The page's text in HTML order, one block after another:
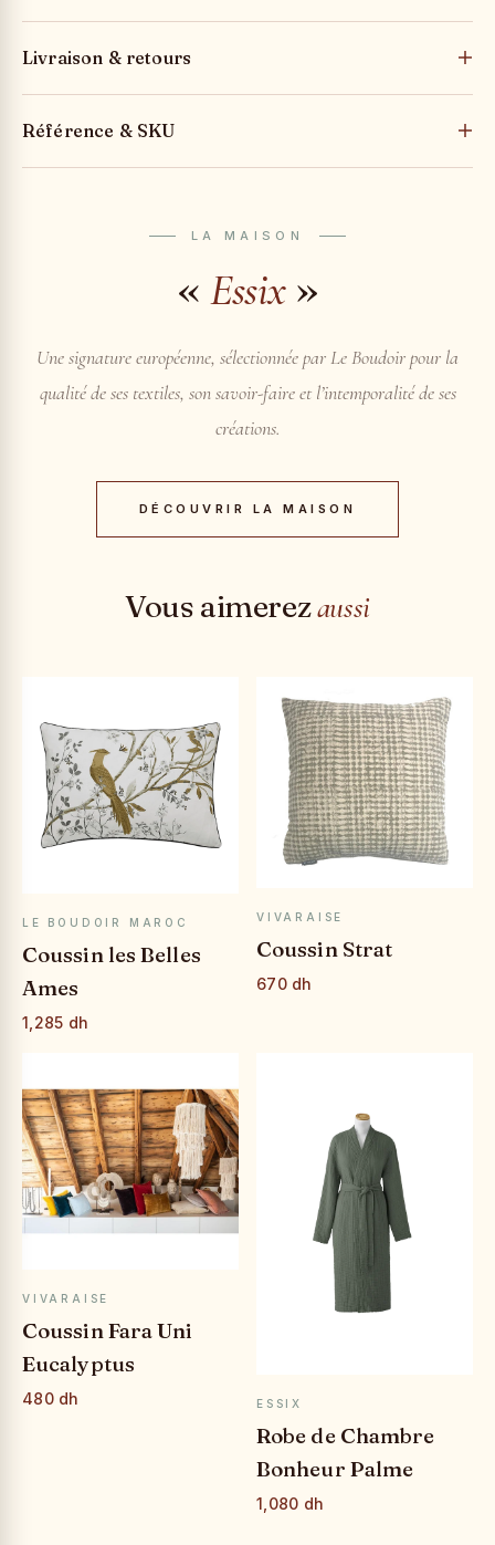
Livraison & retours
Référence & SKU
LA MAISON
« Essix»
Une signature européenne, sélectionnée par Le Boudoir pour la
qualité de ses textiles, son savoir-faire et l’intemporalité de ses
créations.
DÉCOUVRIR LA MAISON
Vous aimerezaussi
APERÇU RAPIDE
LE BOUDOIR MAROC
Coussin les Belles
Ames
1,285 dh
APERÇU RAPIDE
VIVARAISE
Coussin Strat
670 dh
APERÇU RAPIDE
VIVARAISE
Coussin Fara Uni
Eucalyptus
480 dh APERÇU RAPIDE
ESSIX
Robe de Chambre
Bonheur Palme
1,080 dh